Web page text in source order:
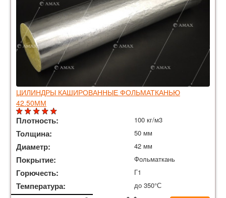
ЦИЛИНДРЫ КАШИРОВАННЫЕ ФОЛЬМАТКАНЬЮ
42.50ММ
Плотность: 100 кг/м3
Толщина: 50 мм
Диаметр: 42 мм
Покрытие: Фольматкань
Горючесть: Г1
Температура: до 350°С